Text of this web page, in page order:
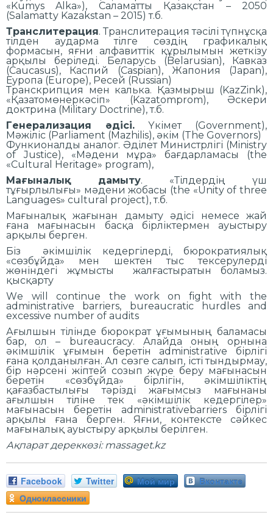
«Kumys Alka»), Саламатты Қазақстан – 2050
(Salamatty Kazakstan – 2015) т.б.
Транслитерация. Транслитерация тәсілі түпнұсқа
тілден аударма тілге сөздің графикалық
формасын, яғни алфавиттік құрылымын жеткізу
арқылы беріледі. Беларусь (Belarusian), Кавказ
(Caucasus), Каспий (Caspian), Жапония (Japan),
Еуропа (Europe), Ресей (Russian)
Транскрипция мен калька. Қазмырыш (KazZink),
«Қазатомөнеркәсіп» (Kazatomprom), Әскери
доктрина (Military Doctrine), т.б.
Генерализация әдісі. Үкімет (Government),
Мәжіліс (Parliament (Mazhilis), әкім (The Governors)
Функионалды аналог. Әділет Министрлігі (Ministry
of Justice), «Мәдени мұра» бағдарламасы (the
«Cultural Heritage» program),
Мағыналық дамыту. «Тілдердің үш
тұғырлылығы» мәдени жобасы (the «Unity of three
Languages» cultural project), т.б.
Мағыналық жағынан дамыту әдісі немесе жай
ғана мағынасын басқа бірліктермен ауыстыру
арқылы берген.
Біз әкімшілік кедергілерді, бюрократиялық
«сөзбұйда» мен шектен тыс тексерулерді
жөніндегі жұмысты жалғастыратын боламыз.
қысқарту
We will continue the work on fight with the
administrative barriers, bureaucratic hurdles and
excessive number of audits
Ағылшын тілінде бюрократ ұғымының баламасы
бар, ол – bureaucracy. Алайда оның орнына
әкімшілік ұғымын беретін administrative бірлігі
ғана қолданылған. Ал сөзге салып, істі тындырмау,
бір нәрсені жіптей созып жүре беру мағынасын
беретін «сөзбұйда» бірлігін, әкімшіліктің
қағазбастылығы тәрізді жағымсыз мағынаны
ағылшын тіліне тек «әкімшілік кедергілер»
мағынасын беретін administrativebarriers бірлігі
арқылы ғана берген. Яғни, контексте сәйкес
мағыналық ауыстыру арқылы берілген.
Ақпарат дереккөзі: massaget.kz
Facebook Twitter Мой мир
Вконтакте
Одноклассники